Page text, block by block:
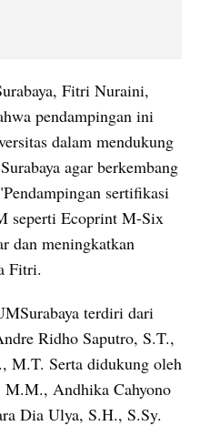
Fitri Nuraini,
pendampingan ini
dalam mendukung
agar berkembang
sertifikasi
seperti Ecoprint M-Six
dan meningkatkan
Fitri.
terdiri dari
Ridho Saputro, S.T.,
M.T. Serta didukung oleh
Andhika Cahyono
Dia Ulya, S.H., S.Sy.